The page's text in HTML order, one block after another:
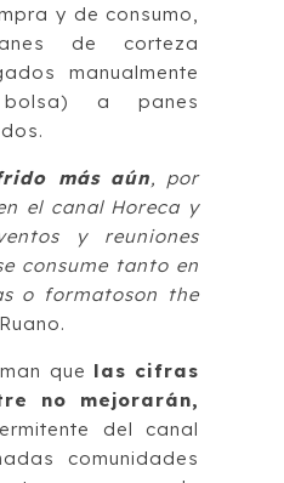
y de consumo,
de corteza
manualmente
a panes
más aún, por
el canal Horeca y
y reuniones
consume tanto en
o formatoson the
que las cifras
no mejorarán,
del canal
comunidades